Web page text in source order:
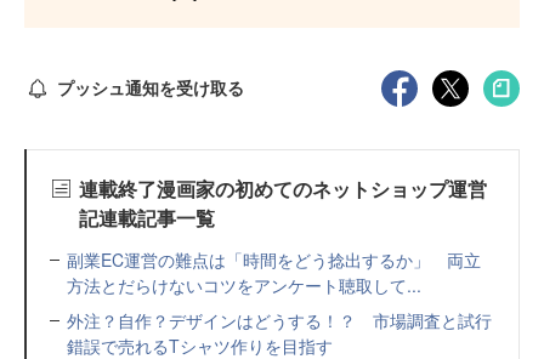
プッシュ通知を受け取る
連載終了漫画家の初めてのネットショップ運営
記連載記事一覧
副業EC運営の難点は「時間をどう捻出するか」 両立
方法とだらけないコツをアンケート聴取して...
外注？自作？デザインはどうする！？ 市場調査と試行
錯誤で売れるTシャツ作りを目指す